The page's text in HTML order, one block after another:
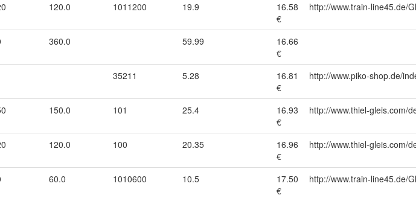
120.0 1011200 19.9
16.58
€
http://www.train-line45.de/
360.0 59.99
16.66
€
35211 5.28
16.81
€
http://www.piko-shop.de/
150.0 101 25.4
16.93
€
http://www.thiel-gleis.com/
120.0 100 20.35
16.96
€
http://www.thiel-gleis.com/
60.0 1010600 10.5
17.50
€
http://www.train-line45.de/